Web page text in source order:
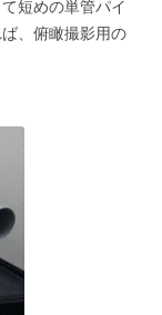
短めの単管パイ
、俯瞰撮影用の